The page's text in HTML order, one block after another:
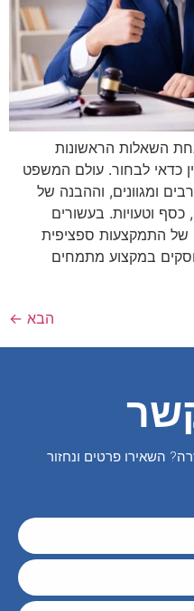
השאלות הראשונות
כדאי לבחור. עולם המשפט
ומגוונים, וההבנה של
כסף וטעויות. בעשורים
התמקצעות ספציפית
במקצוע מתמחים
הבא ←
השאירו פרטים ונחזור